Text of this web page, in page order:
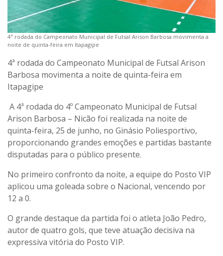
4ª rodada do Campeonato Municipal de Futsal Arison Barbosa movimenta a
noite de quinta-feira em Itapagipe
4ª rodada do Campeonato Municipal de Futsal Arison
Barbosa movimenta a noite de quinta-feira em
Itapagipe
A 4ª rodada do 4º Campeonato Municipal de Futsal
Arison Barbosa – Nicão foi realizada na noite de
quinta-feira, 25 de junho, no Ginásio Poliesportivo,
proporcionando grandes emoções e partidas bastante
disputadas para o público presente.
No primeiro confronto da noite, a equipe do Posto VIP
aplicou uma goleada sobre o Nacional, vencendo por
12 a 0.
O grande destaque da partida foi o atleta João Pedro,
autor de quatro gols, que teve atuação decisiva na
expressiva vitória do Posto VIP.